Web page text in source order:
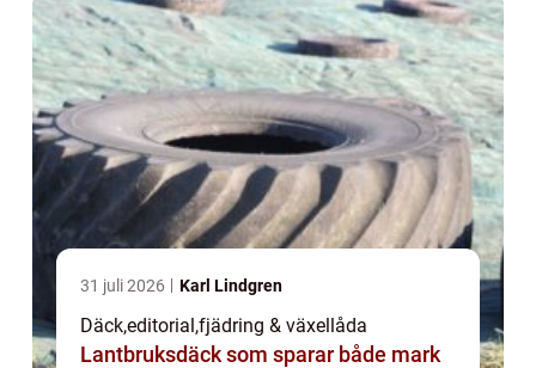
31 juli 2026 Karl Lindgren
Däck,editorial,fjädring & växellåda
Lantbruksdäck som sparar både mark